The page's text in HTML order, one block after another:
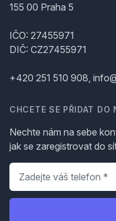
155 00 Praha 5
IČO: 27455971
DIČ: CZ27455971
+420 251 510 908,
CHCETE SE PŘIDAT DO
Nechte nám na sebe
jak se zaregistrovat do
Telefon